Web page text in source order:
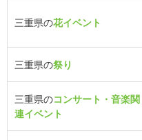
三重県の花イベント
三重県の祭り
三重県のコンサート・音楽関
連イベント